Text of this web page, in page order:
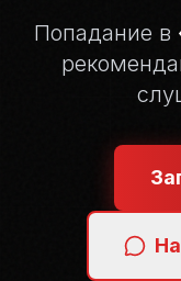
Попадание в